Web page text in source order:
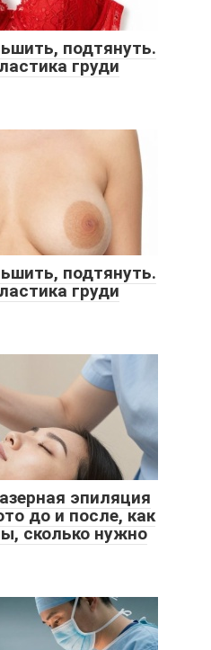
подтянуть.
груди
подтянуть.
груди
эпиляция
до и после, как
сколько нужно